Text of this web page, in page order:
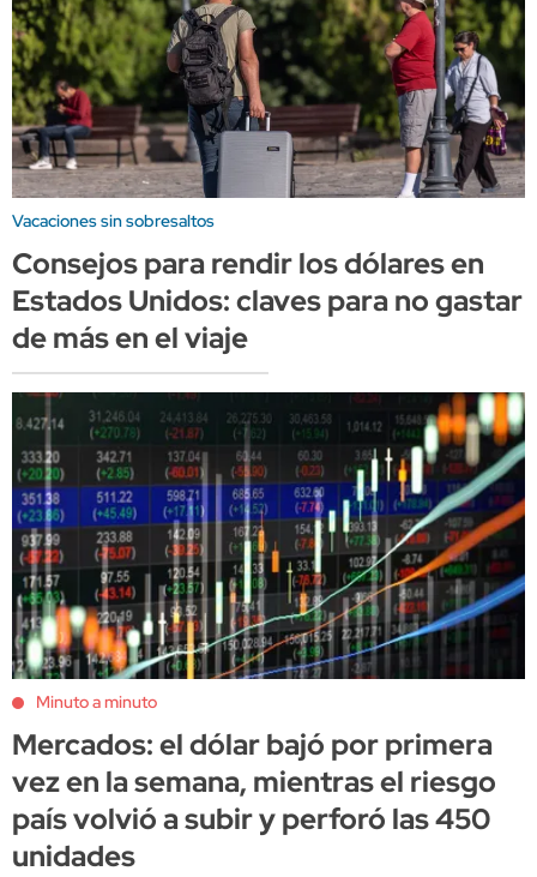
Vacaciones sin sobresaltos
Consejos para rendir los dólares en
Estados Unidos: claves para no gastar
de más en el viaje
Minuto a minuto
Mercados: el dólar bajó por primera
vez en la semana, mientras el riesgo
país volvió a subir y perforó las 450
unidades